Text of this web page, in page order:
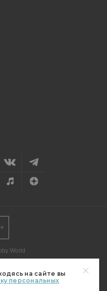
на сайте вы
персональных
World
с мнением редакции.